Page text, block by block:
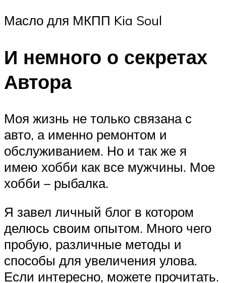
Масло для МКПП Kia Soul
И немного о секретах
Автора
Моя жизнь не только связана с
авто, а именно ремонтом и
обслуживанием. Но и так же я
имею хобби как все мужчины. Мое
хобби – рыбалка.
Я завел личный блог в котором
делюсь своим опытом. Много чего
пробую, различные методы и
способы для увеличения улова.
Если интересно, можете прочитать.